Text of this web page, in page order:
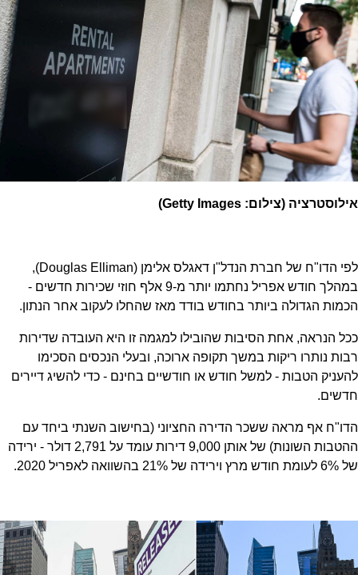
אילוסטרציה (צילום: Getty Images)
לפי הדו"ח של חברת הנדל"ן דאגלס אלימן (Douglas Elliman),
במהלך חודש אפריל נחתמו יותר מ-9 אלף חוזי שכירות חדשים -
הכמות הגדולה ביותר בחודש בודד מאז שהחלו לעקוב אחר הנתון.
ככל הנראה, אחת הסיבות שהובילו למגמה זו היא העובדה שדירות
רבות נותרו ריקות במשך תקופה ארוכה, ובעלי הנכסים הסכימו
להעניק הטבות - למשל חודש או חודשיים בחינם - כדי להשיג דיירים
חדשים.
הדו"ח אף מראה ששכר הדירה החציוני (בחישוב השנתי ביחד עם
ההטבות השונות) של אותן 9,000 דירות עומד על 2,791 דולר - ירידה
של 6% לעומת חודש מרץ וירידה של 21% בהשוואה לאפריל 2020.